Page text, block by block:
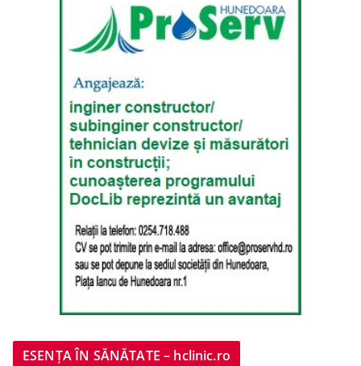
ESENȚA ÎN SĂNĂTATE – hclinic.ro